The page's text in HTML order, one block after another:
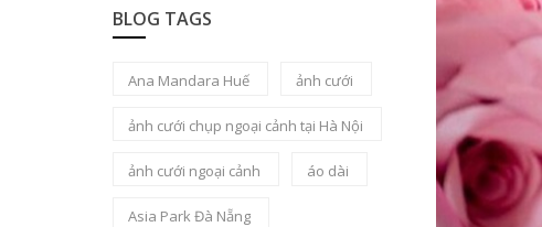
BLOG TAGS
Ana Mandara Huế ảnh cưới
ảnh cưới chụp ngoại cảnh tại Hà Nội
ảnh cưới ngoại cảnh áo dài
Asia Park Đà Nẵng